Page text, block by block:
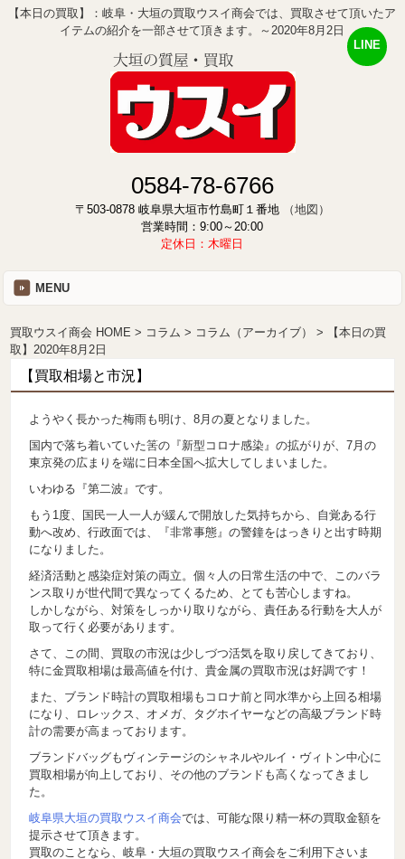
【本日の買取】：岐阜・大垣の買取ウスイ商会では、買取させて頂いたア
イテムの紹介を一部させて頂きます。～2020年8月2日
0584-78-6766
〒503-0878 岐阜県大垣市竹島町１番地
（地図）
営業時間：9:00～20:00
定休日：木曜日
MENU
買取ウスイ商会 HOME コラム コラム（アーカイブ）
【本日の買
取】2020年8月2日
【買取相場と市況】
ようやく長かった梅雨も明け、8月の夏となりました。
国内で落ち着いていた筈の『新型コロナ感染』の拡がりが、7月の
東京発の広まりを端に日本全国へ拡大してしまいました。
いわゆる『第二波』です。
もう1度、国民一人一人が緩んで開放した気持ちから、自覚ある行
動へ改め、行政面では、『非常事態』の警鐘をはっきりと出す時期
になりました。
経済活動と感染症対策の両立。個々人の日常生活の中で、このバラ
ンス取りが世代間で異なってくるため、とても苦心しますね。
しかしながら、対策をしっかり取りながら、責任ある行動を大人が
取って行く必要があります。
さて、この間、買取の市況は少しづつ活気を取り戻してきており、
特に金買取相場は最高値を付け、貴金属の買取市況は好調です！
また、ブランド時計の買取相場もコロナ前と同水準から上回る相場
になり、ロレックス、オメガ、タグホイヤーなどの高級ブランド時
計の需要が高まっております。
ブランドバッグもヴィンテージのシャネルやルイ・ヴィトン中心に
買取相場が向上しており、その他のブランドも高くなってきまし
た。
岐阜県大垣の買取ウスイ商会では、可能な限り精一杯の買取金額を
提示させて頂きます。
買取のことなら、岐阜・大垣の買取ウスイ商会をご利用下さいま
LINE